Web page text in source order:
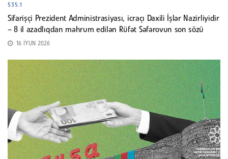
535.1
Sifarişçi Prezident Administrasiyası, icraçı Daxili İşlər Nazirliyidir
– 8 il azadlıqdan məhrum edilən Rüfət Səfərovun son sözü
16 İYUN 2026